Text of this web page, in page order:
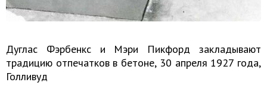
Дуглас Фэрбенкс и Мэри Пикфорд закладывают
традицию отпечатков в бетоне, 30 апреля 1927 года,
Голливуд